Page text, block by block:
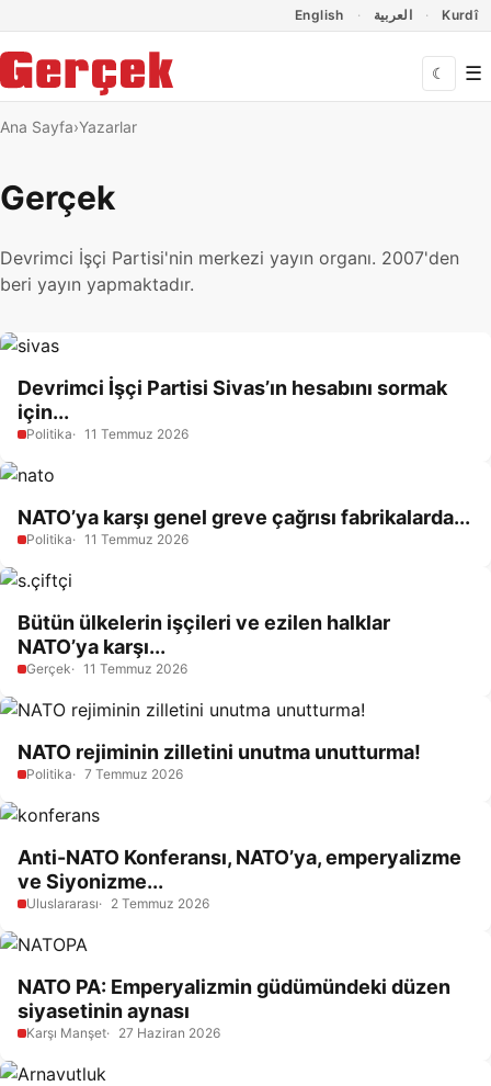
English العربية Kurdî
☾ ☰
Ana Sayfa Yazarlar
Gerçek
Devrimci İşçi Partisi'nin merkezi yayın organı. 2007'den
beri yayın yapmaktadır.
Devrimci İşçi Partisi Sivas’ın hesabını sormak
için...
Politika 11 Temmuz 2026
NATO’ya karşı genel greve çağrısı fabrikalarda...
Politika 11 Temmuz 2026
Bütün ülkelerin işçileri ve ezilen halklar
NATO’ya karşı...
Gerçek 11 Temmuz 2026
NATO rejiminin zilletini unutma unutturma!
Politika 7 Temmuz 2026
Anti-NATO Konferansı, NATO’ya, emperyalizme
ve Siyonizme...
Uluslararası 2 Temmuz 2026
NATO PA: Emperyalizmin güdümündeki düzen
siyasetinin aynası
Karşı Manşet 27 Haziran 2026